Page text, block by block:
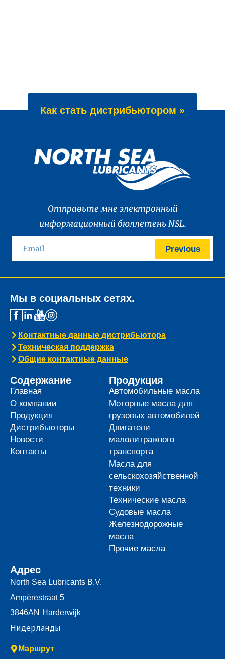
Как стать дистрибьютором »
Отправьте мне электронный
информационный бюллетень NSL.
Previous
Мы в социальных сетях.
Контактные данные дистрибьютора
Техническая поддержка
Общие контактные данные
Содержание
Главная
О компании
Продукция
Дистрибьюторы
Новости
Контакты
Продукция
Автомобильные масла
Моторные масла для
грузовых автомобилей
Двигатели
малолитражного
транспорта
Масла для
сельскохозяйственной
техники
Технические масла
Судовые масла
Железнодорожные
масла
Прочие масла
Адрес
North Sea Lubricants B.V.
Ampèrestraat 5
3846AN Harderwijk
Нидерланды
Маршрут